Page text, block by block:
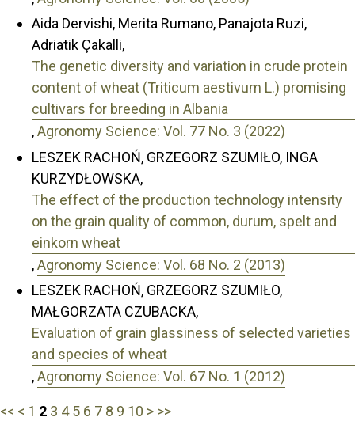
Aida Dervishi, Merita Rumano, Panajota Ruzi,
Adriatik Çakalli,
The genetic diversity and variation in crude protein
content of wheat (Triticum aestivum L.) promising
cultivars for breeding in Albania
,Agronomy Science: Vol. 77 No. 3 (2022)
LESZEK RACHOŃ, GRZEGORZ SZUMIŁO, INGA
KURZYDŁOWSKA,
The effect of the production technology intensity
on the grain quality of common, durum, spelt and
einkorn wheat
,Agronomy Science: Vol. 68 No. 2 (2013)
LESZEK RACHOŃ, GRZEGORZ SZUMIŁO,
MAŁGORZATA CZUBACKA,
Evaluation of grain glassiness of selected varieties
and species of wheat
,Agronomy Science: Vol. 67 No. 1 (2012)
<< < 1 2 3 4 5 6 7 8 9 10 > >>